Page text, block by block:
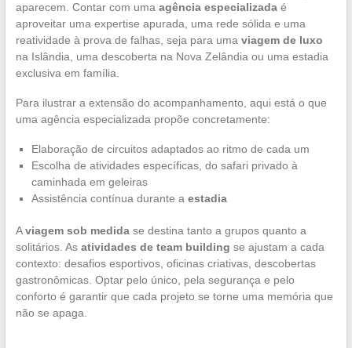
aparecem. Contar com uma agência especializadaé
aproveitar uma expertise apurada, uma rede sólida e uma
reatividade à prova de falhas, seja para uma viagem de luxo
na Islândia, uma descoberta na Nova Zelândia ou uma estadia
exclusiva em família.
Para ilustrar a extensão do acompanhamento, aqui está o que
uma agência especializada propõe concretamente:
Elaboração de circuitos adaptados ao ritmo de cada um
Escolha de atividades específicas, do safari privado à
caminhada em geleiras
Assistência contínua durante a estadia
Aviagem sob medidase destina tanto a grupos quanto a
solitários. As atividades de team building se ajustam a cada
contexto: desafios esportivos, oficinas criativas, descobertas
gastronômicas. Optar pelo único, pela segurança e pelo
conforto é garantir que cada projeto se torne uma memória que
não se apaga.